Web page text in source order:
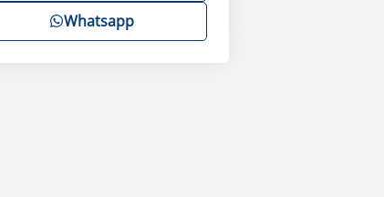
Whatsapp